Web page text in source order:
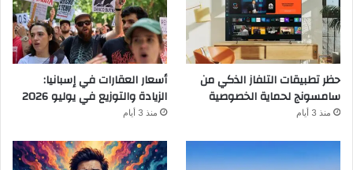
حظر تطبيقات التلفاز الذكي من
سامسونج لحماية الخصوصية
منذ 3 أيام
أسعار العقارات في إسبانيا:
الزيادة والتوزيع في يوليو 2026
منذ 3 أيام